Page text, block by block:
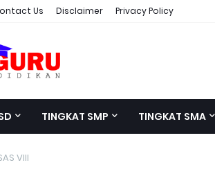
Us Disclaimer Privacy Policy
TINGKAT SMP TINGKAT SMA
VIII